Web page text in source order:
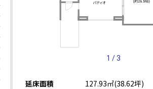
1 /3
延床面積 127.93㎡(38.62坪)